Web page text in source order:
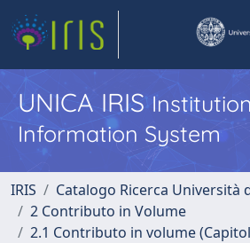
UNICA IRIS
Information System
IRIS
Catalogo Ricerca Università
2 Contributo in Volume
2.1 Contributo in volume